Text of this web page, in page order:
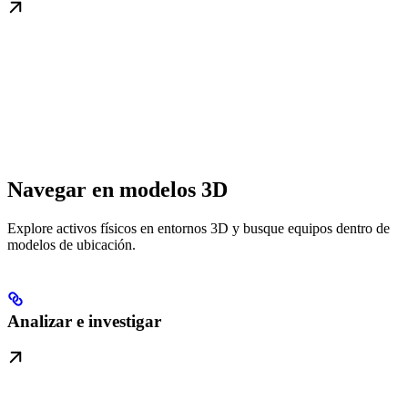
Navegar en modelos 3D
Explore activos físicos en entornos 3D y busque equipos dentro de
modelos de ubicación.
Analizar e investigar